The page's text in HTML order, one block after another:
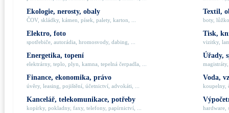
Ekologie, nerosty, obaly
ČOV, skládky, kámen, písek, palety, karton, ...
Elektro, foto
spotřebiče, autorádia, hromosvody, dabing, ...
Energetika, topení
elektrárny, teplo, plyn, kamna, tepelná čerpadla, ...
Finance, ekonomika, právo
úvěry, leasing, pojištění, účetnictví, advokáti, ...
Kancelář, telekomunikace, potřeby
kopírky, pokladny, faxy, telefony, papírnictví, ...
Textil,
boty,
Tisk,
vizitky,
Úřady,
Voda,
koupelny,
hardware,